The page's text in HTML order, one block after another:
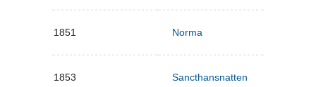
1851 Norma
1853 Sancthansnatten